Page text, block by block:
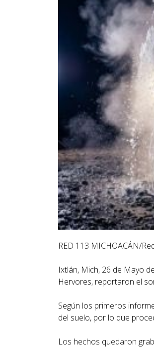
RED 113 MICHOACÁN/
Ixtlán, Mich, 26 de Mayo
Hervores, reportaron el
Según los primeros
del suelo, por lo que
Los hechos quedaron